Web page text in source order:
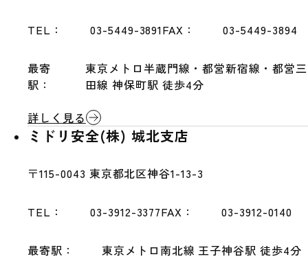
TEL： 03-5449-3891FAX： 03-5449-3894
最寄
駅：
東京メトロ半蔵門線・都営新宿線・都営三
田線 神保町駅 徒歩4分
詳しく見る
ミドリ安全(株) 城北支店
〒115-0043 東京都北区神谷1-13-3
TEL： 03-3912-3377FAX： 03-3912-0140
最寄駅：
東京メトロ南北線 王子神谷駅 徒歩4分